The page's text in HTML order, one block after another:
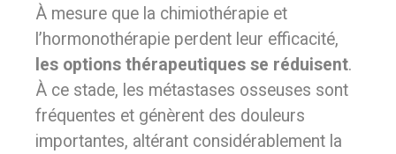
À mesure que la chimiothérapie et
l’hormonothérapie perdent leur efficacité,
les options thérapeutiques se réduisent.
À ce stade, les métastases osseuses sont
fréquentes et génèrent des douleurs
importantes, altérant considérablement la